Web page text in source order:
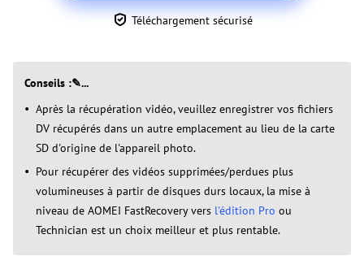
Téléchargement sécurisé
Conseils :✎...
Après la récupération vidéo, veuillez enregistrer vos fichiers
DV récupérés dans un autre emplacement au lieu de la carte
SD d'origine de l'appareil photo.
Pour récupérer des vidéos supprimées/perdues plus
volumineuses à partir de disques durs locaux, la mise à
niveau de AOMEI FastRecovery vers l'édition Pro ou
Technician est un choix meilleur et plus rentable.